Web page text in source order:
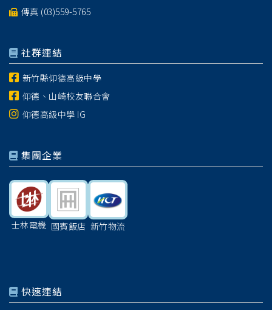
傳真 (03)559-5765
社群連結
新竹縣仰德高級中學
仰德、山崎校友聯合會
仰德高級中學 IG
集團企業
士林電機 國賓飯店 新竹物流
快速連結